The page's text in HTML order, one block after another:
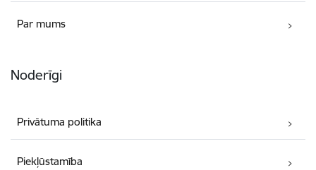
Par mums
Noderīgi
Privātuma politika
Piekļūstamība